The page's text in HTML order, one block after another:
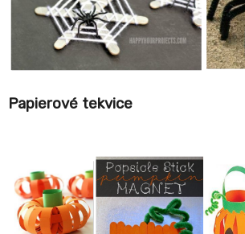
Papierové tekvice